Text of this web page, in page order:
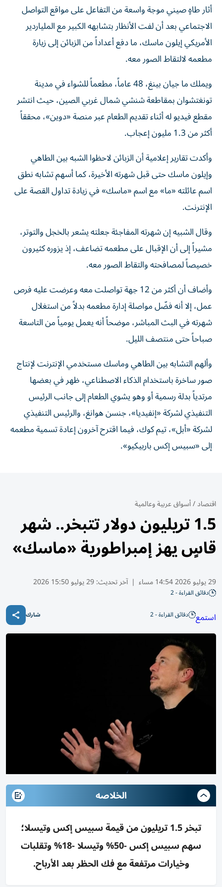
أثار طاهٍ صيني موجة واسعة من التفاعل على مواقع التواصل
الاجتماعي بعد أن لفت الأنظار بتشابهه الكبير مع الملياردير
الأمريكي إيلون ماسك، ما دفع أعداداً من الزبائن إلى زيارة
مطعمه لالتقاط الصور معه.
ويملك ما جيان بينغ، 48 عاماً، مطعماً للشواء في مدينة
تونغتشوان بمقاطعة شنشي شمال غربي الصين، حيث انتشر
مقطع فيديو له أثناء تقديم الطعام عبر منصة «دوين»، محققاً
أكثر من 1.3 مليون إعجاب.
وأكدت تقارير إعلامية أن الزبائن لاحظوا الشبه بين الطاهي
وإيلون ماسك حتى قبل شهرته الأخيرة، كما أسهم تشابه نطق
اسم عائلته «ما» مع اسم «ماسك» في زيادة تداول القصة على
الإنترنت.
وقال الشبيه إن شهرته المفاجئة جعلته يشعر بالخجل والتوتر،
مشيراً إلى أن الإقبال على مطعمه تضاعف، إذ يزوره كثيرون
خصيصاً لمصافحته والتقاط الصور معه.
وأضاف أن أكثر من 12 جهة تواصلت معه وعرضت عليه فرص
عمل، إلا أنه فضّل مواصلة إدارة مطعمه بدلاً من استغلال
شهرته في البث المباشر، موضحاً أنه يعمل يومياً من التاسعة
صباحاً حتى منتصف الليل.
وألهم التشابه بين الطاهي وماسك مستخدمي الإنترنت لإنتاج
صور ساخرة باستخدام الذكاء الاصطناعي، ظهر في بعضها
مرتدياً بدلة رسمية أو وهو يشوي الطعام إلى جانب الرئيس
التنفيذي لشركة «إنفيديا»، جنسن هوانغ، والرئيس التنفيذي
لشركة «أبل»، تيم كوك، فيما اقترح آخرون إعادة تسمية مطعمه
إلى «سبيس إكس باربيكيو».
اقتصاد/أسواق عربية وعالمية
1.5 تريليون دولار تتبخر.. شهر
قاسٍ يهز إمبراطورية «ماسك»
29 يوليو 2026 14:54 مساء | آخر تحديث:29 يوليو 15:50 2026
دقائق القراءة - 2
استمع دقائق القراءة - 2 شارك
الخلاصه
تبخر 1.5 تريليون من قيمة سبيس إكس وتيسلا؛
سهم سبيس إكس -50% وتيسلا -18% وتقلبات
وخيارات مرتفعة مع فك الحظر بعد الأرباح.